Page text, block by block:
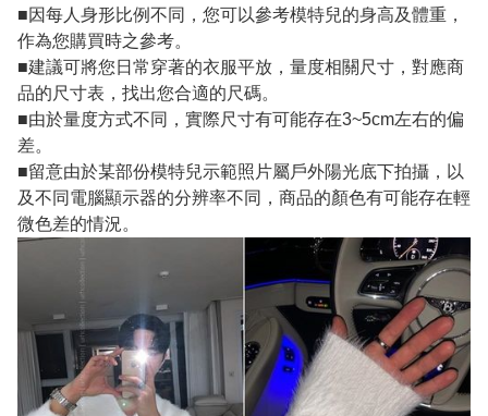
■因每人身形比例不同，您可以參考模特兒的身高及體重，
作為您購買時之參考。
■建議可將您日常穿著的衣服平放，量度相關尺寸，對應商
品的尺寸表，找出您合適的尺碼。
■由於量度方式不同，實際尺寸有可能存在3~5cm左右的偏
差。
■留意由於某部份模特兒示範照片屬戶外陽光底下拍攝，以
及不同電腦顯示器的分辨率不同，商品的顏色有可能存在輕
微色差的情況。